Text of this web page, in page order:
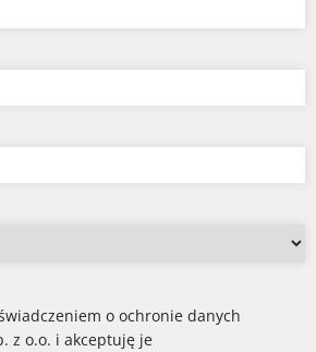
o ochronie danych
z o.o. i akceptuję je